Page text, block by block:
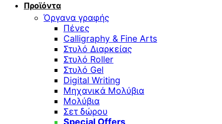
Προϊόντα
Όργανα γραφής
Πένες
Calligraphy & Fine Arts
Στυλό Διαρκείας
Στυλό Roller
Στυλό Gel
Digital Writing
Μηχανικά Μολύβια
Μολύβια
Σετ δώρου
Special Offers